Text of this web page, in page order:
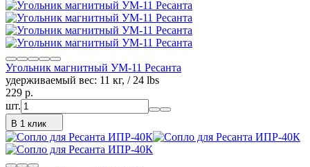
Угольник магнитный УМ-11 Ресанта
удерживаемый вес: 11 кг, / 24 lbs
229 p.
шт.
В 1 клик